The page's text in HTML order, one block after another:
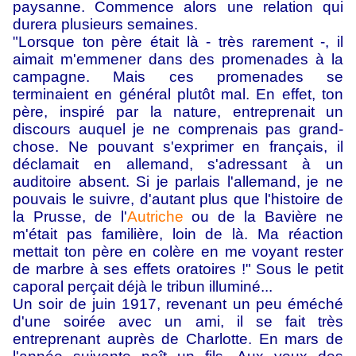
paysanne. Commence alors une relation qui
durera plusieurs semaines.
"Lorsque ton père était là - très rarement -, il
aimait m'emmener dans des promenades à la
campagne. Mais ces promenades se
terminaient en général plutôt mal. En effet, ton
père, inspiré par la nature, entreprenait un
discours auquel je ne comprenais pas grand-
chose. Ne pouvant s'exprimer en français, il
déclamait en allemand, s'adressant à un
auditoire absent. Si je parlais l'allemand, je ne
pouvais le suivre, d'autant plus que l'histoire de
la Prusse, de l'Autriche ou de la Bavière ne
m'était pas familière, loin de là. Ma réaction
mettait ton père en colère en me voyant rester
de marbre à ses effets oratoires !" Sous le petit
caporal perçait déjà le tribun illuminé...
Un soir de juin 1917, revenant un peu éméché
d'une soirée avec un ami, il se fait très
entreprenant auprès de Charlotte. En mars de